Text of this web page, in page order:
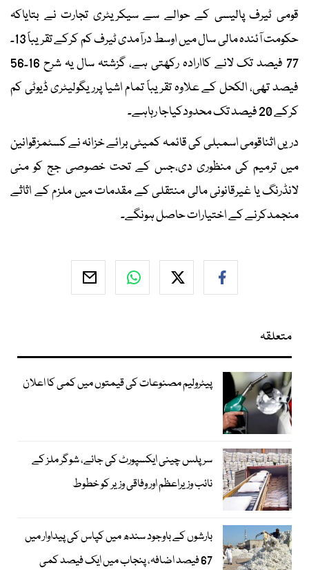
قومی ٹیرف پالیسی کے حوالے سے سیکریٹری تجارت نے بتایاکہ
حکومت آئندہ مالی سال میں اوسط درآمدی ٹیرف کم کرکے تقریباً 13۔
77 فیصد تک لانے کاارادہ رکھتی ہے، گزشتہ سال یہ شرح 16۔56
فیصد تھی، الکحل کے علاوہ تقریباً تمام اشیا پرریگولیٹری ڈیوٹی کم
کرکے 20 فیصد تک محدودکیاجا رہاہے۔
دریں اثناقومی اسمبلی کی قائمہ کمیٹی برائے خزانہ نے کسٹمزقوانین
میں ترمیم کی منظوری دی،جس کے تحت خصوصی جج کو منی
لانڈرنگ یا غیرقانونی مالی منتقلی کے مقدمات میں ملزم کے اثاثے
منجمدکرنے کے اختیارات حاصل ہونگے۔
متعلقہ
پیٹرولیم مصنوعات کی قیمتوں میں کمی کا اعلان
سرپلس چینی ایکسپورٹ کی جائے، شوگر ملز کے
نائب وزیراعظم اور وفاقی وزیر کو خطوط
بارشوں کے باوجود سندھ میں کپاس کی پیداوار میں
67 فیصد اضافہ، پنجاب میں ایک فیصد کمی